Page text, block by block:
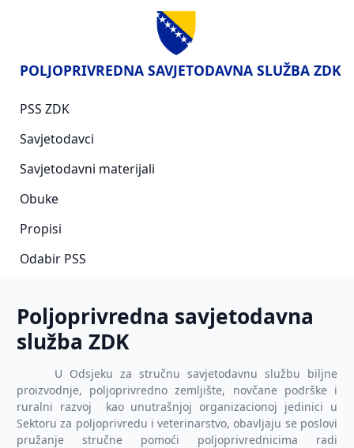
POLJOPRIVREDNA SAVJETODAVNA SLUŽBA ZDK
PSS ZDK
Savjetodavci
Savjetodavni materijali
Obuke
Propisi
Odabir PSS
Poljoprivredna savjetodavna
služba ZDK
U Odsjeku za stručnu savjetodavnu službu biljne
proizvodnje, poljoprivredno zemljište, novčane podrške i
ruralni razvoj
kao unutrašnjoj organizacionoj jedinici u
Sektoru za poljoprivredu i veterinarstvo, obavljaju se poslovi
pružanje stručne pomoći poljoprivrednicima radi